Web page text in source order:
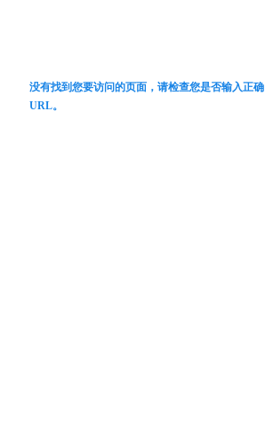
没有找到您要访问的页面，请检查您是否输入正确
URL。